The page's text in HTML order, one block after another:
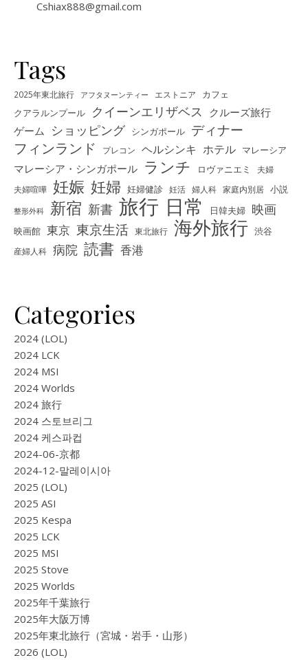
Cshiax888@gmail.com
Tags
2025年東北旅行 アフタヌーンティー エストニア カフェ
クアラルンプール クイーンエリザベス
クルーズ旅行
ゲーム
ショッピング シンガポール ディナー
フィンランド プレコン ヘルシンキ ホテル マレーシア
マレーシア・シンガポール ランチ ロヴァニエミ
夫婦
夫婦喧嘩 妊娠 妊婦 妊婦健診 妊活 婦人科 家庭内別居 小説
整形外科 新宿 新書 旅行 日常 日韓夫婦 映画
映画館 東京 東京生活 東北旅行 海外旅行 渋谷
産婦人科 病院 読書 香港
Categories
2024 (LOL)
2024 LCK
2024 MSI
2024 Worlds
2024 旅行
2024 스토브리그
2024 케스파컵
2024-06-京都
2024-12-말레이시아
2025 (LOL)
2025 ASI
2025 Kespa
2025 LCK
2025 MSI
2025 Stove
2025 Worlds
2025年千葉旅行
2025年大阪万博
2025年東北旅行（宮城・岩手・山形）
2026 (LOL)